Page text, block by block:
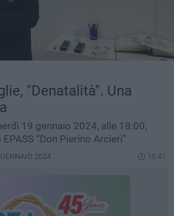
"Denatalità". Una
19 gennaio 2024, alle 18:00,
“Don Pierino Arcieri”
2024 10.41